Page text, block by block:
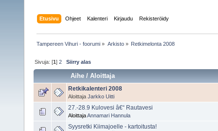
Etusivu Ohjeet Kalenteri Kirjaudu Rekisteröidy
Tampereen Vihuri - foorumi » Arkisto» Retkimelonta 2008
Sivuja: [1]2 Siirry alas
Aihe /Aloittaja
Retkikalenteri 2008
Aloittaja Jarkko Uitti
27.-28.9 Kulovesi â€“ Rautavesi
AloittajaAnnamari Hannula
Syysretki Kiimajoelle - kartoitusta!